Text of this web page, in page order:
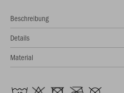
Beschreibung
Details
Material